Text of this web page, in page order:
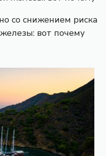
со снижением риска
вот почему